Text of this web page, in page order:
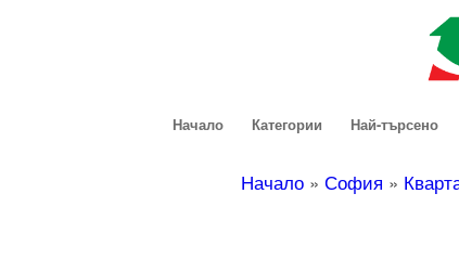
Начало Категории Най-търсено
Начало » София »